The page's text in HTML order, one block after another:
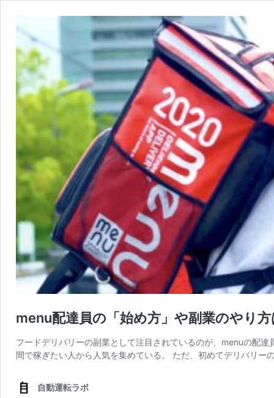
menu配達員の「始め方」や副業のやり
フードデリバリーの副業として注目されているのが、menuの配
間で稼ぎたい人から人気を集めている。 ただ、初めてデリバリ
自動運転ラボ